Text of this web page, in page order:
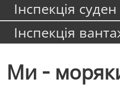
Інспекція суден
Інспекція
Ми -